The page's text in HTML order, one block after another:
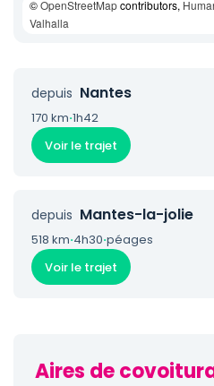
©OpenStreetMapcontributors,
Valhalla
depuis Nantes
170 km·1h42
Voir le trajet
depuis Mantes-la-jolie
518 km·4h30·péages
Voir le trajet
Aires de